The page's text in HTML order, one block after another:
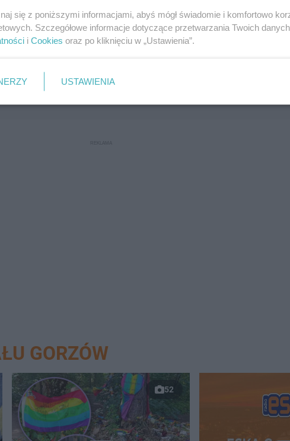
Następne pytanie
GORZÓW
52
się z poniższymi informacjami, abyś mógł świadomie i komfortowo
Szczegółowe informacje dotyczące przetwarzania Twoich
i Cookies oraz po kliknięciu w „Ustawienia”.
USTAWIENIA